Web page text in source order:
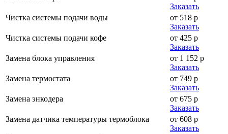
Заказать
Чистка системы подачи воды
от 518 р
Заказать
Чистка системы подачи кофе
от 425 р
Заказать
Замена блока управления
от 1 152 р
Заказать
Замена термостата
от 749 р
Заказать
Замена энкодера
от 675 р
Заказать
Замена датчика температуры термоблока
от 608 р
Заказать